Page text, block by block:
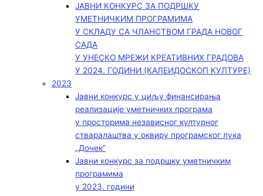
ЈАВНИ КОНКУРС ЗА ПОДРШКУ
УМЕТНИЧКИМ ПРОГРАМИМА
У СКЛАДУ СА ЧЛАНСТВОМ ГРАДА НОВОГ
САДА
У УНЕСКО МРЕЖИ КРЕАТИВНИХ ГРАДОВА
У 2024. ГОДИНИ (КАЛЕИДОСКОП КУЛТУРЕ)
2023
Јавни конкурс у циљу финансирања
реализације уметничких програма
у просторима независног културног
стваралаштва у оквиру програмског лука
„Дочек”
Јавни конкурс за подршку уметничким
програмима
у 2023. години